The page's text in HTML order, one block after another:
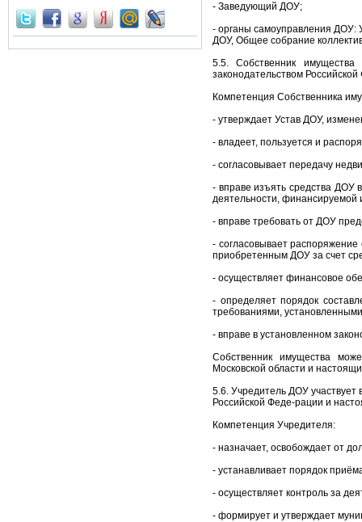
- Заведующий ДОУ;
- органы самоуправления ДОУ:
ДОУ, Общее собрание
5.5. Собственник
законодательством
Компетенция Собственника
- утверждает Устав ДОУ,
- владеет, пользуется и
- согласовывает передачу
- вправе изъять средства ДОУ
деятельности, финансируемой
- вправе требовать от ДОУ
- согласовывает
приобретенным ДОУ за счет
- осуществляет финансовое
- определяет порядок
требованиями,
- вправе в установленном
Собственник имущества
Московской области и
5.6. Учредитель ДОУ
Российской Феде-рации и
Компетенция Учредителя:
- назначает, освобождает от
- устанавливает порядок
- осуществляет контроль за
- формирует и утверждает